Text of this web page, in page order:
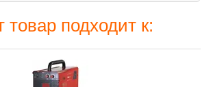
товар подходит к: